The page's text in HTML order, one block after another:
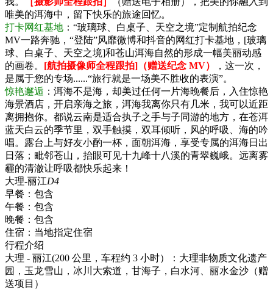
唯美的洱海中，留下快乐的旅途回忆。
打卡网红基地 ：“玻璃球、白桌子、天空之境”定制航拍纪念
MV一路奔驰，“登陆”风靡微博和抖音的网红打卡基地，[玻璃
球、白桌子、天空之境]和苍山洱海自然的形成一幅美丽动感
的画卷。 [航拍摄像师全程跟拍]（赠送纪念 MV）
，这一次，
是属于您的专场......“旅行就是一场美不胜收的表演”。
惊艳邂逅 ：洱海不是海，却美过任何一片海晚餐后，入住惊艳
海景酒店，开启亲海之旅，洱海我离你只有几米，我可以近距
离拥抱你。都说云南是适合执子之手与子同游的地方，在苍洱
蓝天白云的季节里，双手触摸，双耳倾听，风的呼吸、海的吟
唱。露台上与好友小酌一杯，面朝洱海，享受专属的洱海日出
日落；毗邻苍山，抬眼可见十九峰十八溪的青翠巍峨。远离雾
霾的清澈让呼吸都快乐起来！
大理-丽江D4
早餐： 包含
午餐： 包含
晚餐： 包含
住宿： 当地指定住宿
行程介绍
大理 - 丽江(200 公里，车程约 3 小时）：大理非物质文化遗产
园，玉龙雪山，冰川大索道，甘海子，白水河、丽水金沙（赠
送项目）